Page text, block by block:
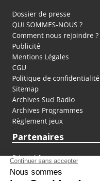
Dossier de presse
QUI SOMMES-NOUS ?
Comment nous rejoindre ?
Publicité
Mentions Légales
CGU
Politique de confidentialité
Sitemap
Archives Sud Radio
Archives Programmes
Règlement jeux
Partenaires
fiducial.fr
lyoncapitale.fr